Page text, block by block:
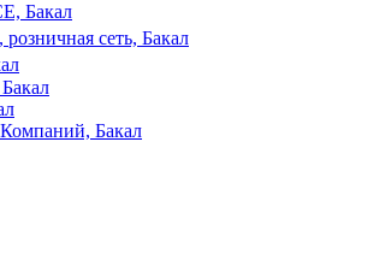
Бакал
сеть, Бакал
Бакал